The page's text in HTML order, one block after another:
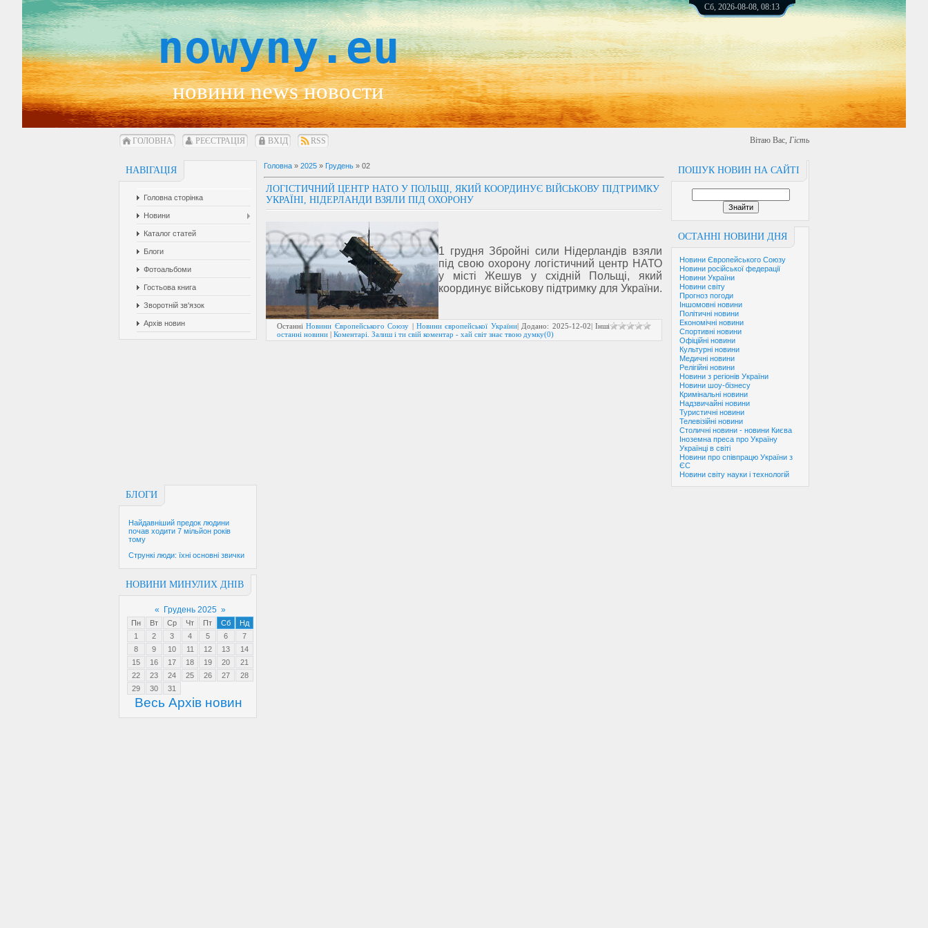
nowyny.eu
новини news новости
Сб, 2026-08-08, 08:13
ГОЛОВНА РЕЄСТРАЦІЯ ВХІД RSS Вітаю Вас, Гість
НАВІГАЦІЯ
Головна сторінка
Новини
Каталог статей
Блоги
Фотоальбоми
Гостьова книга
Зворотній зв'язок
Архів новин
БЛОГИ
Найдавніший предок людини
почав ходити 7 мільйон років
тому
Стрункі люди: їхні основні звички
НОВИНИ МИНУЛИХ ДНІВ
« Грудень 2025 »
Пн Вт Ср Чт Пт Сб
Нд
1
2 3 4 5 6
7
8
9 10 11 12 13
14
15
16 17 18 19 20
21
22
23 24 25 26 27
28
29
30 31
Весь Архів новин
ПОШУК НОВИН НА САЙТІ
ОСТАННІ НОВИНИ ДНЯ
Новини Європейського Союзу
Новини російської федерації
Новини України
Новини світу
Прогноз погоди
Іншомовні новини
Політичні новини
Економічні новини
Спортивні новини
Офіційні новини
Культурні новини
Медичні новини
Релігійні новини
Новини з регіонів України
Новини шоу-бізнесу
Кримінальні новини
Надзвичайні новини
Туристичні новини
Телевізійні новини
Столичні новини - новини Києва
Іноземна преса про Україну
Українці в світі
Новини про співпрацю України з
ЄС
Новини світу науки і технологій
Головна » 2025 » Грудень » 02
ЛОГІСТИЧНИЙ ЦЕНТР НАТО У ПОЛЬЩІ, ЯКИЙ КООРДИНУЄ ВІЙСЬКОВУ ПІДТРИМКУ
УКРАЇНІ, НІДЕРЛАНДИ ВЗЯЛИ ПІД ОХОРОНУ
1 грудня Збройні сили Нідерландів взяли
під свою охорону логістичний центр НАТО
у місті Жешув у східній Польщі, який
координує військову підтримку для України.
ОстанніНовини Європейського Союзу |Новини європейської України| Додано: 2025-12-02| Інші
останні новини | Коментарі. Залиш і ти свій коментар - хай світ знає твою думку(0)